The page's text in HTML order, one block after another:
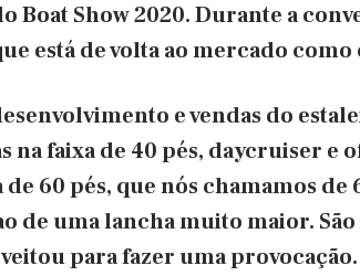
Boat Show 2020. Durante a
está de volta ao mercado
e vendas do
na faixa de 40 pés, daycruiser e
60 pés, que nós chamamos de
uma lancha muito maior. São
para fazer uma provocação.